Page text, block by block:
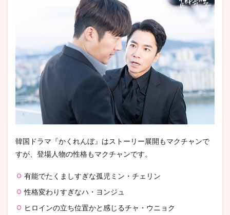
韓国ドラマ『かくれんぼ』はストーリー展開もマクチャンで
すが、登場人物の性格もマクチャンです。
有能でたくましすぎな孤児ミン・チェリン
性格変わりすぎなハ・ヨンジュ
ヒロインの立ち位置かと感じるチャ・ウニョク